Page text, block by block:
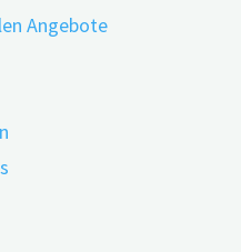
Angebote
dabei nicht nur
sondern
wo Fett im Körper
und am Bauch.
Rolle Herz-
Zusammenhang